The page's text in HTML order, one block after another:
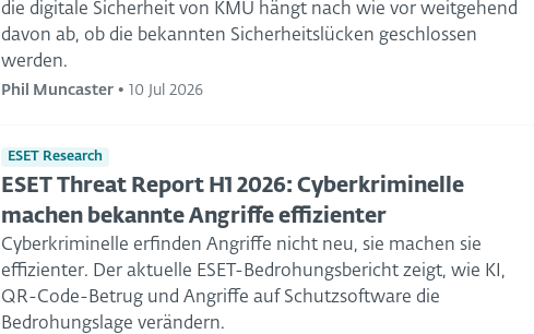
die digitale Sicherheit von KMU hängt nach wie vor weitgehend
davon ab, ob die bekannten Sicherheitslücken geschlossen
werden.
Phil Muncaster• 10 Jul 2026
ESET Research
ESET Threat Report H1 2026: Cyberkriminelle
machen bekannte Angriffe effizienter
Cyberkriminelle erfinden Angriffe nicht neu, sie machen sie
effizienter. Der aktuelle ESET-Bedrohungsbericht zeigt, wie KI,
QR-Code-Betrug und Angriffe auf Schutzsoftware die
Bedrohungslage verändern.